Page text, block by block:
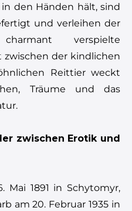
den Händen hält, sind
und verleihen der
verspielte
zwischen der kindlichen
Reittier weckt
Träume und das
zwischen Erotik und
Mai 1891 in Schytomyr,
am 20. Februar 1935 in